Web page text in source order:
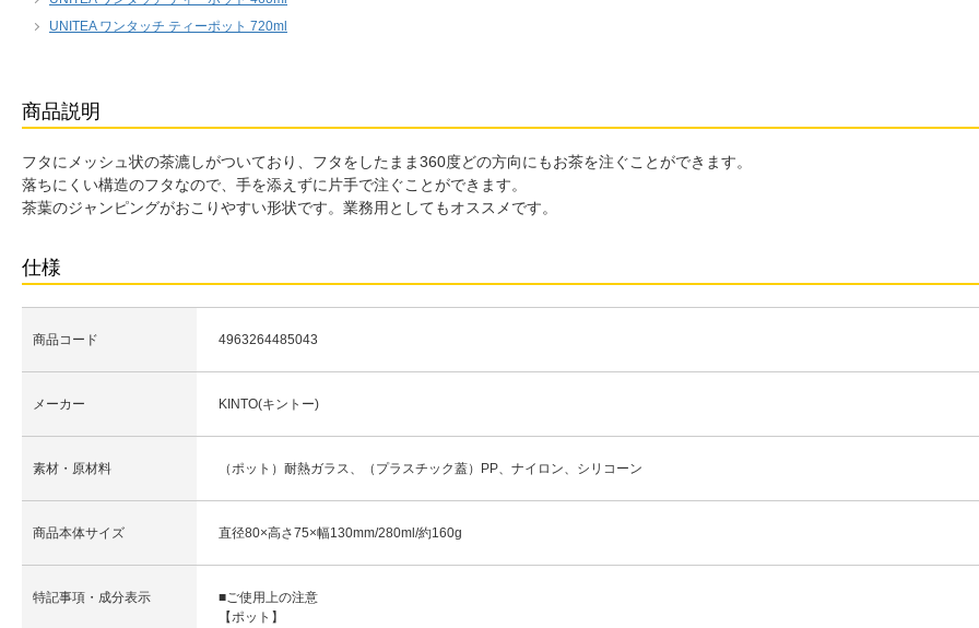
UNITEA ワンタッチ ティーポット 720ml
商品説明
フタにメッシュ状の茶漉しがついており、フタをしたまま360度どの方向にもお茶を注ぐことができます。
落ちにくい構造のフタなので、手を添えずに片手で注ぐことができます。
茶葉のジャンピングがおこりやすい形状です。業務用としてもオススメです。
仕様
商品コード 4963264485043
メーカー KINTO(キントー)
素材・原材料 （ポット）耐熱ガラス、（プラスチック蓋）PP、ナイロン、シリコーン
商品本体サイズ 直径80×高さ75×幅130mm/280ml/約160g
特記事項・成分表示
■ご使用上の注意
【ポット】